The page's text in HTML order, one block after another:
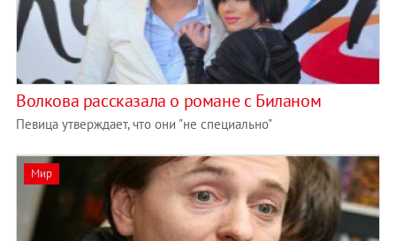
Волкова рассказала о романе с Биланом
Певица утверждает, что они "не специально"
Мир